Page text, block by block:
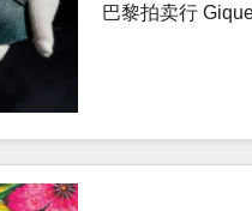
巴黎拍卖行